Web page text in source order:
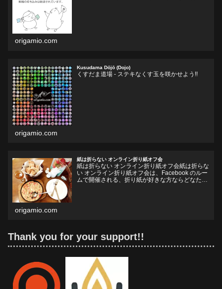
origamio.com
Kusudama Dōjō (Dojo)
くすだま道場 - ステキなくす玉を咲かせよう!!
origamio.com
紙は折らない オンライン折り紙オフ会
紙は折らない オンライン折り紙オフ会紙は折らな
い オンライン折り紙オフ会は、Facebook のルー
ムで開催される、折り紙が好きな方ならどなたで
origamio.com
Thank you for your support!!